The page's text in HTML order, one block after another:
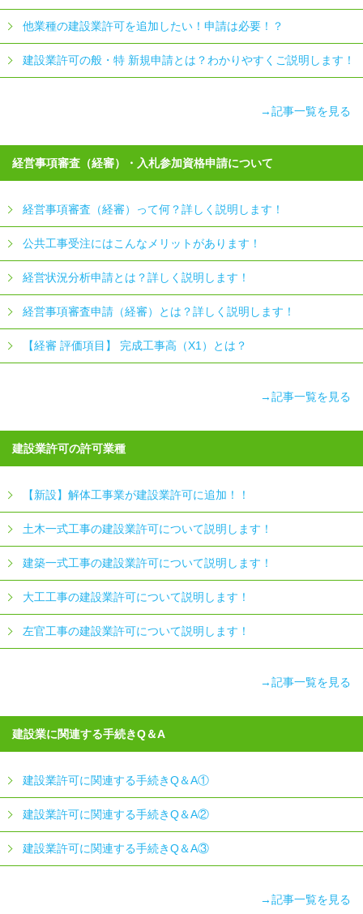
他業種の建設業許可を追加したい！申請は必要！？
建設業許可の般・特 新規申請とは？わかりやすくご説明します！
→記事一覧を見る
経営事項審査（経審）・入札参加資格申請について
経営事項審査（経審）って何？詳しく説明します！
公共工事受注にはこんなメリットがあります！
経営状況分析申請とは？詳しく説明します！
経営事項審査申請（経審）とは？詳しく説明します！
【経審 評価項目】 完成工事高（X1）とは？
→記事一覧を見る
建設業許可の許可業種
【新設】解体工事業が建設業許可に追加！！
土木一式工事の建設業許可について説明します！
建築一式工事の建設業許可について説明します！
大工工事の建設業許可について説明します！
左官工事の建設業許可について説明します！
→記事一覧を見る
建設業に関連する手続きQ＆A
建設業許可に関連する手続きQ＆A①
建設業許可に関連する手続きQ＆A②
建設業許可に関連する手続きQ＆A③
→記事一覧を見る